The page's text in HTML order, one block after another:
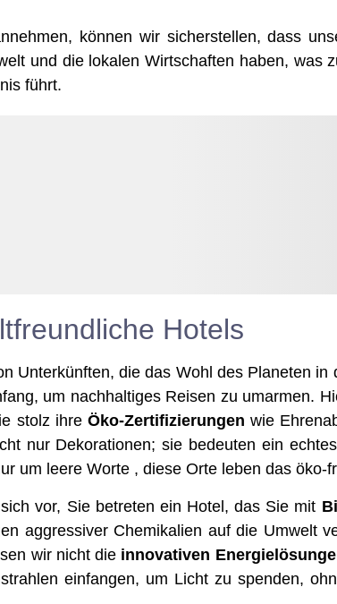
kön­nen wir sicher­stel­len, dass
und die loka­len Wirt­schaf­ten haben, was
führt.
Hotels
Unter­künf­ten, die das Wohl des Pla­ne­ten
um nach­hal­ti­ges Rei­sen zu umar­men.
stolz ihre Öko-Zer­ti­fi­zie­run­gen wie
nur Deko­ra­tio­nen; sie bedeu­ten ein
um lee­re Wor­te , die­se Orte leben das öko-
vor, Sie betre­ten ein Hotel, das Sie mit
aggres­si­ver Che­mi­ka­li­en auf die Umwelt
wir nicht die inno­va­ti­ven
ein­fan­gen, um Licht zu spen­den,